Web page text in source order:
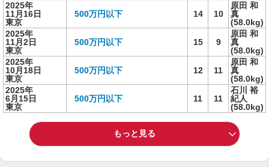
2025年
11月16日
東京
500万円以下 14 10
原田 和
真
(58.0kg)
2025年
11月2日
東京
500万円以下 15 9
原田 和
真
(58.0kg)
2025年
10月18日
東京
500万円以下 12 11
原田 和
真
(58.0kg)
2025年
6月15日
東京
500万円以下 11 11
石川 裕
紀人
(58.0kg)
もっと見る